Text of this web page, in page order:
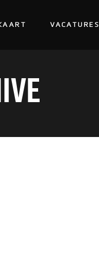
VACATURES